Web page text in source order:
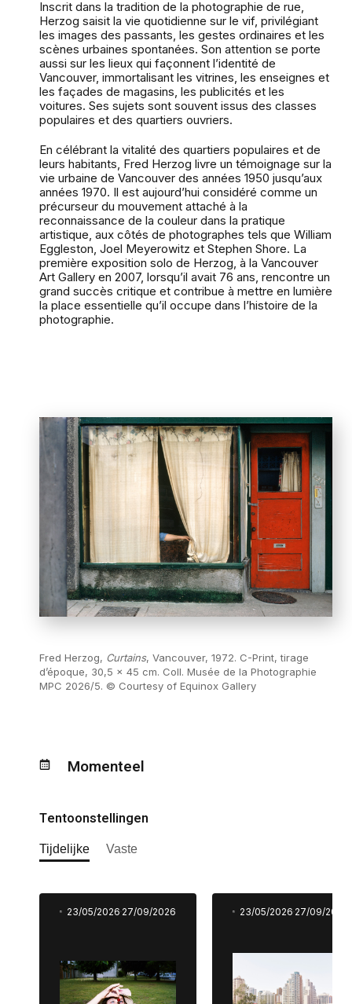
Inscrit dans la tradition de la photographie de rue,
Herzog saisit la vie quotidienne sur le vif, privilégiant
les images des passants, les gestes ordinaires et les
scènes urbaines spontanées. Son attention se porte
aussi sur les lieux qui façonnent l’identité de
Vancouver, immortalisant les vitrines, les enseignes et
les façades de magasins, les publicités et les
voitures. Ses sujets sont souvent issus des classes
populaires et des quartiers ouvriers.
En célébrant la vitalité des quartiers populaires et de
leurs habitants, Fred Herzog livre un témoignage sur la
vie urbaine de Vancouver des années 1950 jusqu’aux
années 1970. Il est aujourd’hui considéré comme un
précurseur du mouvement attaché à la
reconnaissance de la couleur dans la pratique
artistique, aux côtés de photographes tels que William
Eggleston, Joel Meyerowitz et Stephen Shore. La
première exposition solo de Herzog, à la Vancouver
Art Gallery en 2007, lorsqu’il avait 76 ans, rencontre un
grand succès critique et contribue à mettre en lumière
la place essentielle qu’il occupe dans l’histoire de la
photographie.
Fred Herzog, Curtains, Vancouver, 1972. C-Print, tirage
d’époque, 30,5 x 45 cm. Coll. Musée de la Photographie
MPC 2026/5. © Courtesy of Equinox Gallery
Momenteel
Tentoonstellingen
Tijdelijke Vaste
23/05/2026 27/09/2026 23/05/2026 27/09/2026